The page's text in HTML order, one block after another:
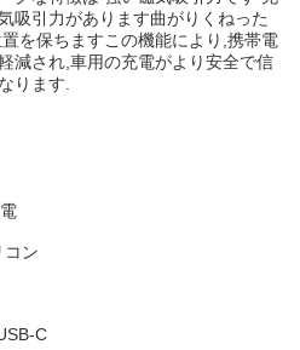
吸引力があります曲がりくねった
を保ちますこの機能により,携帯電
減され,車用の充電がより安全で信
ります.
コン
C